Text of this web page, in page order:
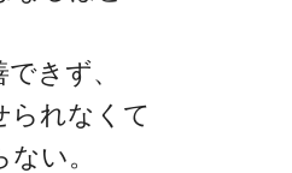
きず、
られなくて
い。